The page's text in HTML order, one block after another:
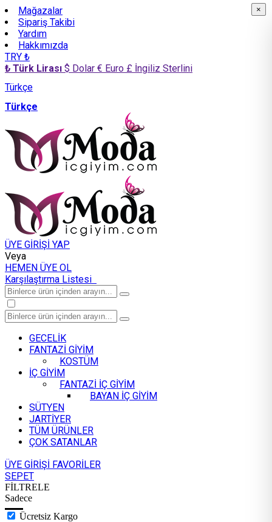
Mağazalar
Sipariş Takibi
Yardım
Hakkımızda
TRY ₺
₺ Türk Lirası $ Dolar € Euro £ İngiliz Sterlini
Türkçe
Türkçe
ÜYE GİRİŞİ YAP
Veya
HEMEN ÜYE OL
Karşılaştırma Listesi
GECELİK
FANTAZİ GİYİM
KOSTÜM
İÇ GİYİM
FANTAZİ İÇ GİYİM
BAYAN İÇ GİYİM
SÜTYEN
JARTİYER
TÜM ÜRÜNLER
ÇOK SATANLAR
ÜYE GİRİŞİ FAVORİLER
SEPET
FİLTRELE
Sadece
Ücretsiz Kargo
×
×